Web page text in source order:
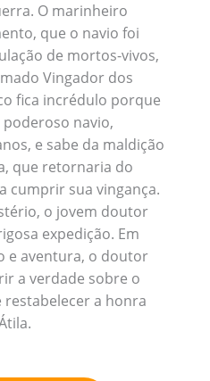
O marinheiro
que o navio foi
de mortos-vivos,
Vingador dos
fica incrédulo porque
navio,
e sabe da maldição
que retornaria do
cumprir sua vingança.
o jovem doutor
expedição. Em
e aventura, o doutor
a verdade sobre o
restabelecer a honra